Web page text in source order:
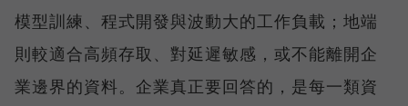
模型訓練、程式開發與波動大的工作負載；地端
則較適合高頻存取、對延遲敏感，或不能離開企
業邊界的資料。企業真正要回答的，是每一類資